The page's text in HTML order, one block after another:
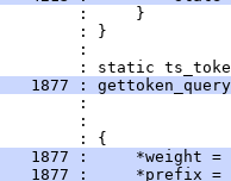
:     }
: }
:
: static
1877 :
:
:
: {
1877 :     *weight =
1877 :     *prefix =